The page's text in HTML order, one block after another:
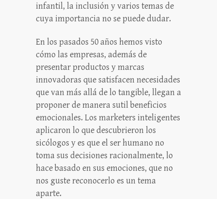
infantil, la inclusión y varios temas de
cuya importancia no se puede dudar.
En los pasados 50 años hemos visto
cómo las empresas, además de
presentar productos y marcas
innovadoras que satisfacen necesidades
que van más allá de lo tangible, llegan a
proponer de manera sutil beneficios
emocionales. Los marketers inteligentes
aplicaron lo que descubrieron los
sicólogos y es que el ser humano no
toma sus decisiones racionalmente, lo
hace basado en sus emociones, que no
nos guste reconocerlo es un tema
aparte.